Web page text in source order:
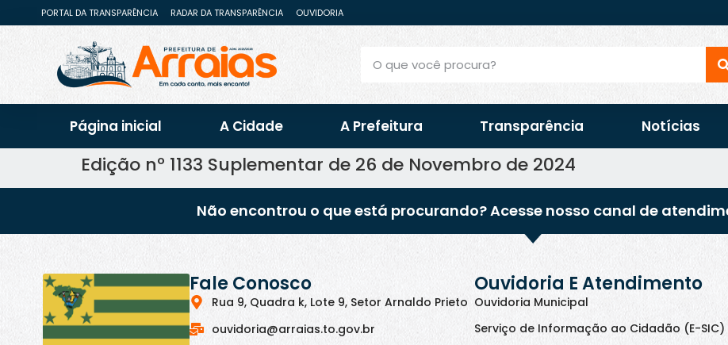
PORTAL DA TRANSPARÊNCIA RADAR DA TRANSPARÊNCIA OUVIDORIA
Página inicial A Cidade A Prefeitura Transparência Notícias
Edição nº 1133 Suplementar de 26 de Novembro de 2024
Não encontrou o que está procurando? Acesse nosso canal de
Fale Conosco
Rua 9, Quadra k, Lote 9, Setor Arnaldo Prieto
ouvidoria@arraias.to.gov.br
Ouvidoria E Atendimento
Ouvidoria Municipal
Serviço de Informação ao Cidadão (E-SIC)